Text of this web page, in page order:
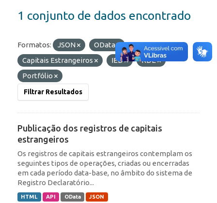
1 conjunto de dados encontrado
Formatos: JSON OData
Etiquetas:
Capitais Estrangeiros
IED
RDE
Portfólio
Filtrar Resultados
Publicação dos registros de capitais
estrangeiros
Os registros de capitais estrangeiros contemplam os
seguintes tipos de operações, criadas ou encerradas
em cada período data-base, no âmbito do sistema de
Registro Declaratório...
HTML API OData JSON